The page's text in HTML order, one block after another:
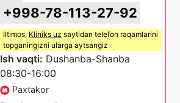
+998-78-113-27-92
Iltimos, Kliniks uz saytidan telefon raqamlarini
topganingizni ularga aytsangiz
Ish vaqti: Dushanba-Shanba
08:30-16:00
Paxtakor